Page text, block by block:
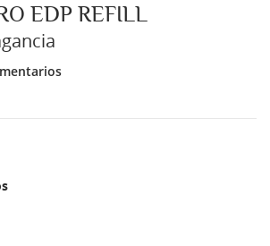
EDP REFILL